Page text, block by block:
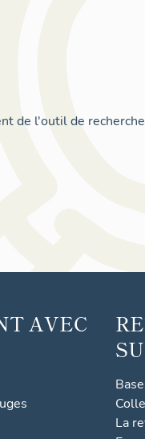
de l'outil de
AVEC
La